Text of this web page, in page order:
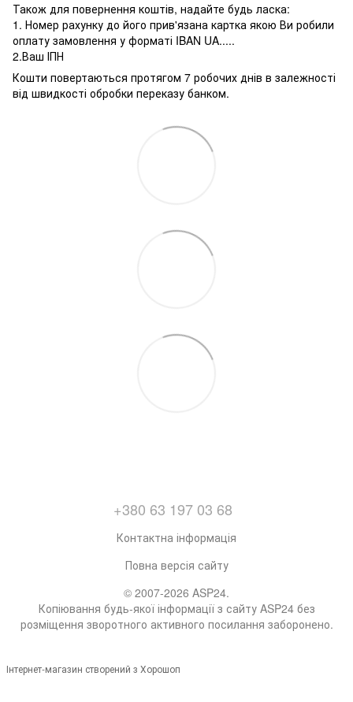
Також для повернення коштів, надайте будь ласка:
1. Номер рахунку до його прив'язана картка якою Ви робили
оплату замовлення у форматі IBAN UA.....
2.Ваш ІПН
Кошти повертаються протягом 7 робочих днів в залежності
від швидкості обробки переказу банком.
+380 63 197 03 68
Контактна інформація
Повна версія сайту
© 2007-2026 ASP24.
Копіювання будь-якої інформації з сайту ASP24 без
розміщення зворотного активного посилання заборонено.
Інтернет-магазин створений з Хорошоп